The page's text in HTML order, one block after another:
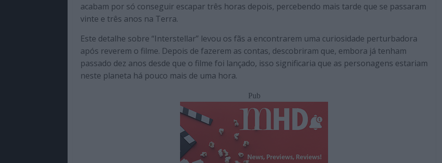
acabam por só conseguir escapar três horas depois, percebendo mais tarde que se passaram
vinte e três anos na Terra.
Este detalhe sobre “Interstellar” levou os fãs a encontrarem uma curiosidade perturbadora
após reverem o filme. Depois de fazerem as contas, descobriram que, embora já tenham
passado dez anos desde que o filme foi lançado, isso significaria que as personagens estariam
neste planeta há pouco mais de uma hora.
Pub